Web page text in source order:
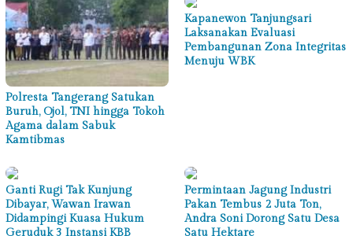
Polresta Tangerang Satukan
Buruh, Ojol, TNI hingga Tokoh
Agama dalam Sabuk
Kamtibmas
Kapanewon Tanjungsari
Laksanakan Evaluasi
Pembangunan Zona Integritas
Menuju WBK
Ganti Rugi Tak Kunjung
Dibayar, Wawan Irawan
Didampingi Kuasa Hukum
Geruduk 3 Instansi KBB
Permintaan Jagung Industri
Pakan Tembus 2 Juta Ton,
Andra Soni Dorong Satu Desa
Satu Hektare